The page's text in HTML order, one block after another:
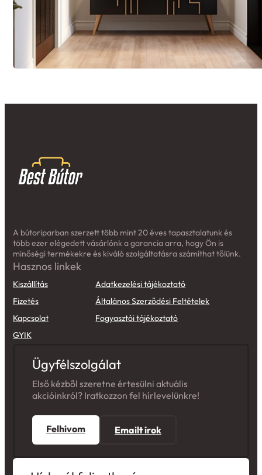
több ezer elégedett vásárlónk a garancia arra, hogy Ön is
minőségi termékekre és kiváló szolgáltatásra számíthat tőlünk.
Hasznos linkek
Kiszállítás
Fizetés
Kapcsolat
GYIK
Általános Szerződési Feltételek
Fogyasztói tájékoztató
Első kézből szeretne értesülni aktuális
akcióinkról? Iratkozzon fel hírlevelünkre!
Felhívom
Hírlevél feliratkozás